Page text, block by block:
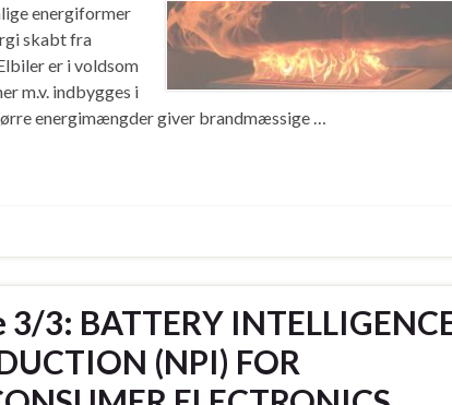
energiformer
skabt fra
er i voldsom
m.v. indbygges i
energimængder giver brandmæssige …
3: BATTERY
(NPI) FOR